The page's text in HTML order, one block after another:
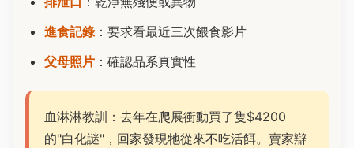
進食記錄：要求看最近三次餵食影片
父母照片 ：確認品系真實性
血淋淋教訓：去年在爬展衝動買了隻$4200
的"白化謎"，回家發現牠從來不吃活餌。賣家辯